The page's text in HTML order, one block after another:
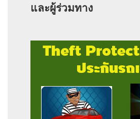
และผู้ร่วมทาง